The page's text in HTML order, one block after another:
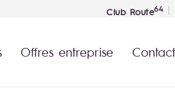
Club Route64
Offres entreprise Contact